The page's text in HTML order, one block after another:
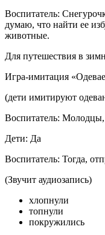
Воспитатель:
думаю, что найти ее
животные.
Для путешествия в
Игра-имитация
(дети имитируют
Воспитатель: Молодцы,
Дети: Да
Воспитатель: Тогда,
(Звучит аудиозапись)
хлопнули
топнули
покружились